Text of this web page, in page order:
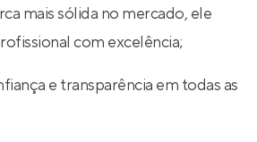
mais sólida no mercado, ele
com excelência;
e transparência em todas as